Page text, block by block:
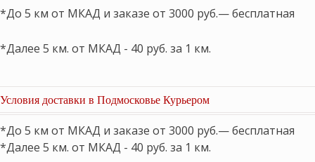
*До 5 км от МКАД и заказе от 3000 руб.— бесплатная
*Далее 5 км. от МКАД - 40 руб. за 1 км.
Условия доставки в Подмосковье Курьером
*До 5 км от МКАД и заказе от 3000 руб.— бесплатная
*Далее 5 км. от МКАД - 40 руб. за 1 км.